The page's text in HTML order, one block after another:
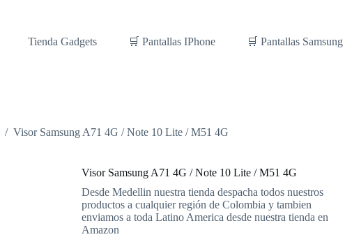
Tienda Gadgets 🛒 Pantallas IPhone 🛒 Pantallas Samsung
/ Visor Samsung A71 4G / Note 10 Lite / M51 4G
Visor Samsung A71 4G / Note 10 Lite / M51 4G
Desde Medellin nuestra tienda despacha todos nuestros
productos a cualquier región de Colombia y tambien
enviamos a toda Latino America desde nuestra tienda en
Amazon